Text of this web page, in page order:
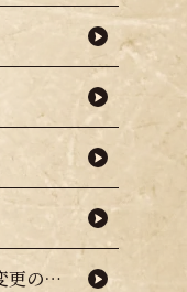
【重要】ホームゲーム入場時間変更のお知らせ（熱中症対策について）